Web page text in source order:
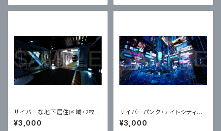
サイバーな地下居住区域・2枚セ
ット｜近未来アニメ風イラスト素
材
¥3,000
サイバーパンク・ナイトシティ裏
路地十字路、色調別3枚セット｜
近未来アニメ風イラスト素材
¥3,000